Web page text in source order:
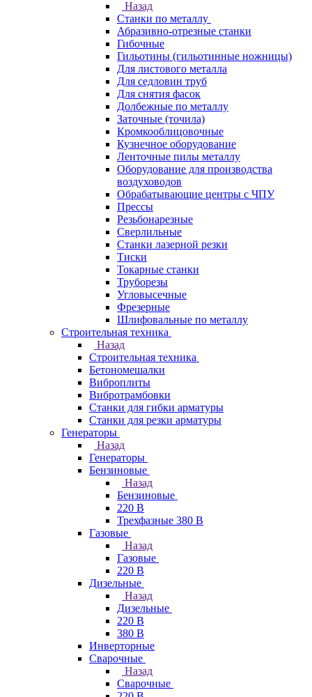
Назад
Станки по металлу
Абразивно-отрезные станки
Гибочные
Гильотины (гильотинные ножницы)
Для листового металла
Для седловин труб
Для снятия фасок
Долбежные по металлу
Заточные (точила)
Кромкооблицовочные
Кузнечное оборудование
Ленточные пилы металлу
Оборудование для производства
воздуховодов
Обрабатывающие центры с ЧПУ
Прессы
Резьбонарезные
Сверлильные
Станки лазерной резки
Тиски
Токарные станки
Труборезы
Угловысечные
Фрезерные
Шлифовальные по металлу
Строительная техника
Назад
Строительная техника
Бетономешалки
Виброплиты
Вибротрамбовки
Станки для гибки арматуры
Станки для резки арматуры
Генераторы
Назад
Генераторы
Бензиновые
Назад
Бензиновые
220 В
Трехфазные 380 В
Газовые
Назад
Газовые
220 В
Дизельные
Назад
Дизельные
220 В
380 В
Инверторные
Сварочные
Назад
Сварочные